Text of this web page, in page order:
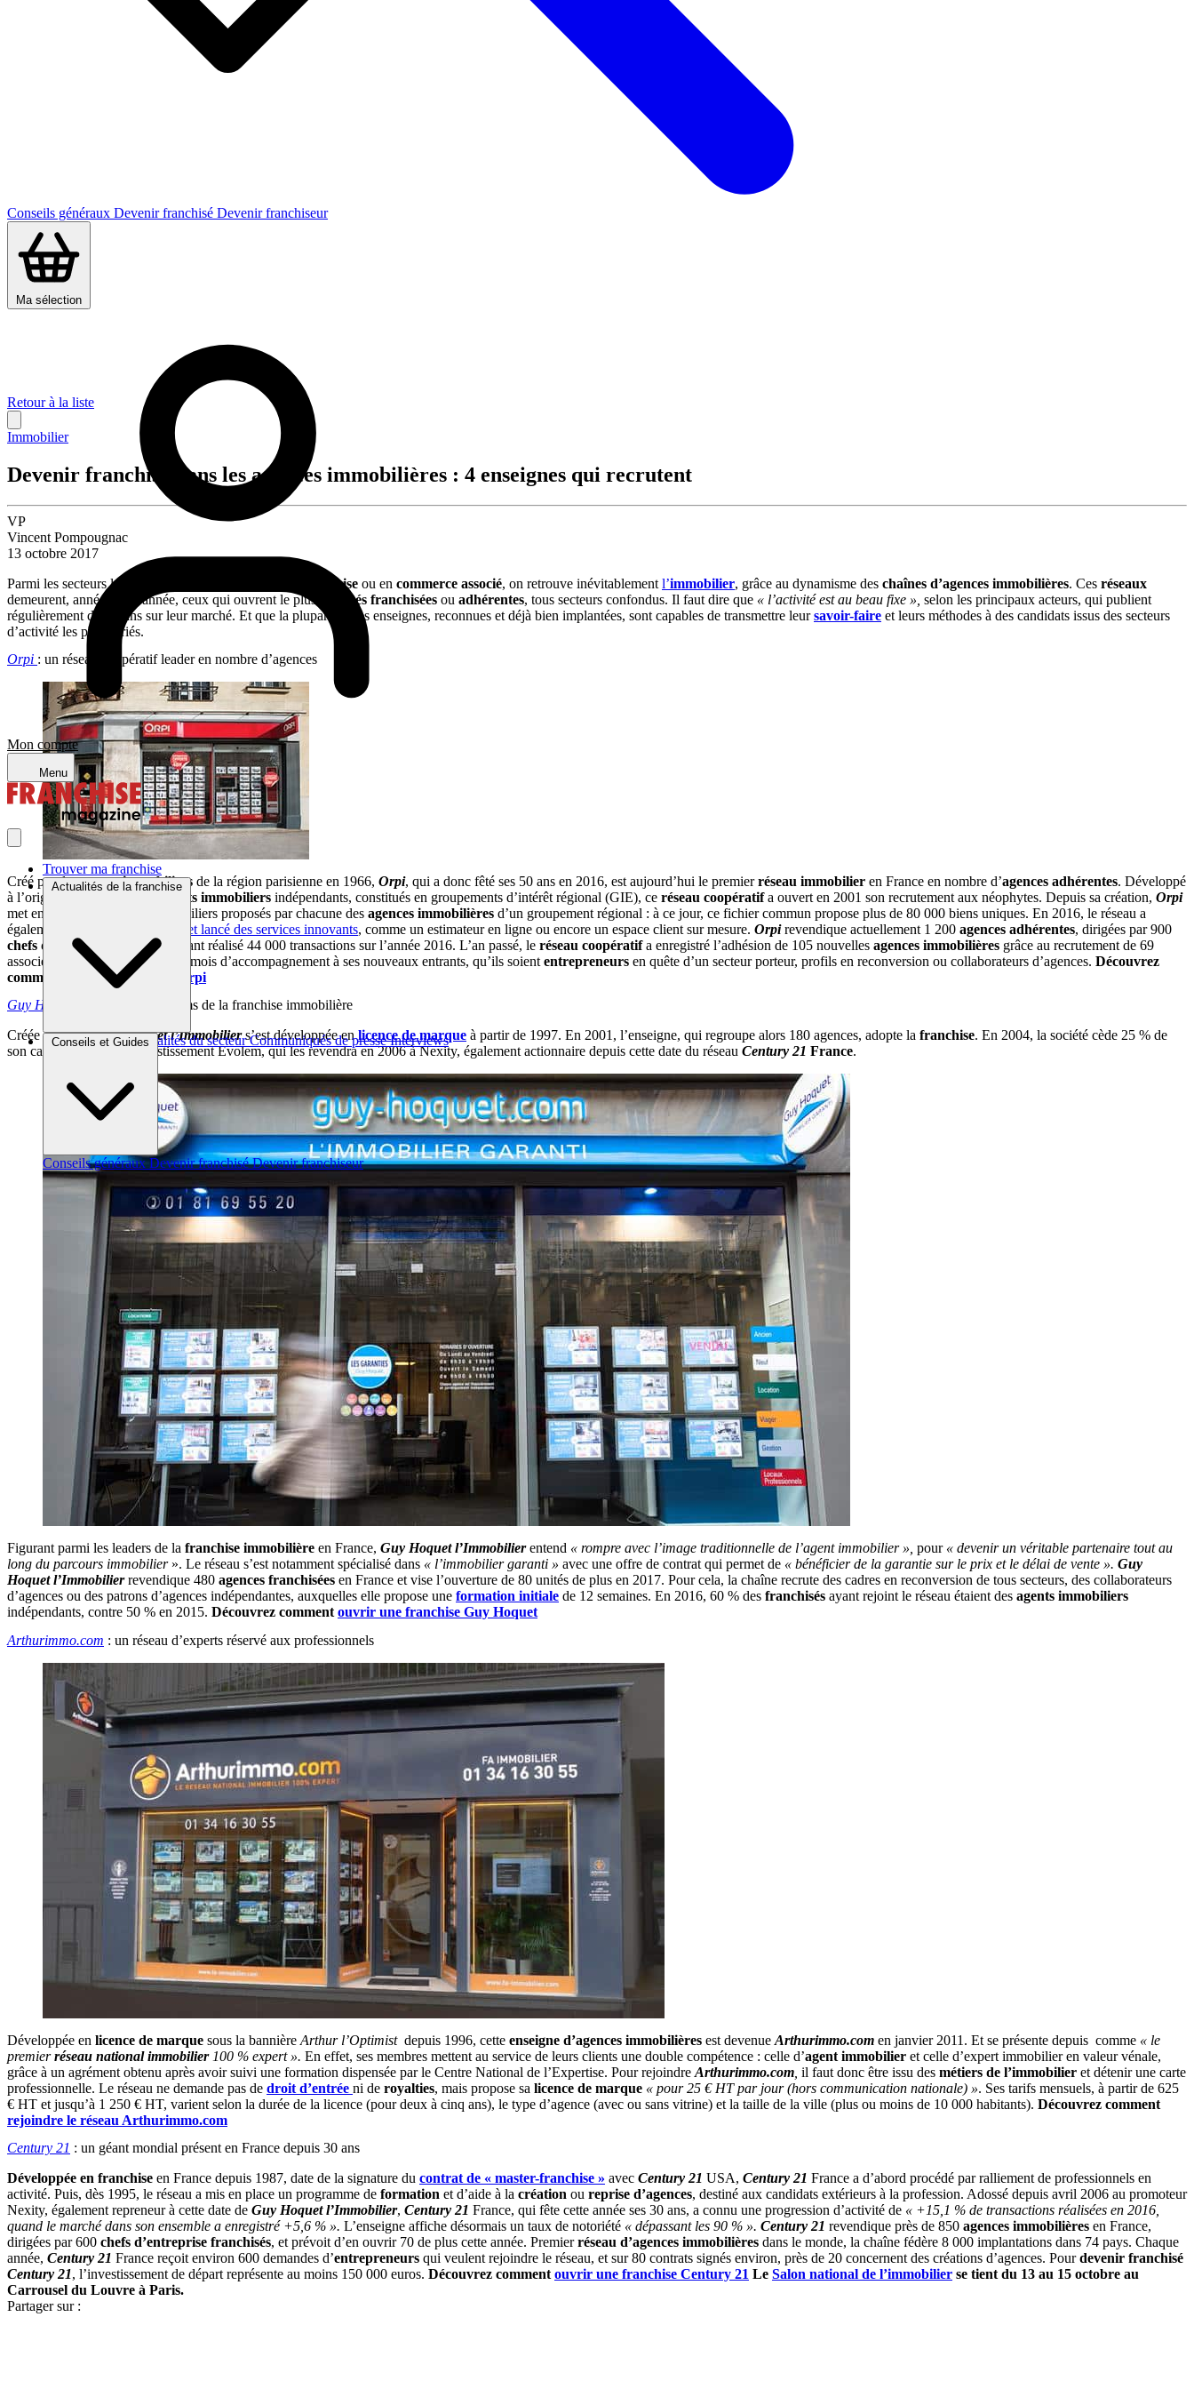
Conseils généraux Devenir franchisé Devenir franchiseur
Ma sélection
Mon compte
Menu
Trouver ma franchise
Actualités de la franchise
Brèves et actus Actualités du secteur Communiqués de presse Interviews
Conseils et Guides
Conseils généraux Devenir franchisé Devenir franchiseur
Retour à la liste
Immobilier
Devenir franchisé dans les agences immobilières : 4 enseignes qui recrutent
VP
Vincent Pompougnac
13 octobre 2017
Parmi les secteurs les plus porteurs pour se lancer en
franchise ou en commerce associé, on retrouve inévitablement l’immobilier, grâce au dynamisme des chaînes d’agences immobilières. Ces réseaux
demeurent, année après année, ceux qui ouvrent le plus d’
unités franchisées ou adhérentes, tous secteurs confondus. Il faut dire que « l’activité est au beau fixe », selon les principaux acteurs, qui publient
régulièrement des bilans sur leur marché. Et que la plupart de ces enseignes, reconnues et déjà bien implantées, sont capables de transmettre leursavoir-faire et leurs méthodes à des candidats issus des secteurs
d’activité les plus variés.
Orpi : un réseau coopératif leader en nombre d’agences
Créé par desagents immobiliers de la région parisienne en 1966, Orpi, qui a donc fêté ses 50 ans en 2016, est aujourd’hui le premierréseau immobilier en France en nombre d’agences adhérentes. Développé
à l’origine par ralliement d’
agents immobiliers indépendants, constitués en groupements d’intérêt régional (GIE), ce réseau coopératifa ouvert en 2001 son recrutement aux néophytes. Depuis sa création, Orpi
met en commun les biens immobiliers proposés par chacune des agences immobilières d’un groupement régional : à ce jour, ce fichier commun propose plus de 80 000 biens uniques. En 2016, le réseau a
également
refondu son site web et lancé des services innovants, comme un estimateur en ligne ou encore un espace client sur mesure. Orpirevendique actuellement 1 200 agences adhérentes, dirigées par 900
chefs d’entreprise
associés , ayant réalisé 44 000 transactions sur l’année 2016. L’an passé, le réseau coopératifa enregistré l’adhésion de 105 nouvelles agences immobilières grâce au recrutement de 69
associés. Le
réseau dispense 12 mois d’accompagnement à ses nouveaux entrants, qu’ils soient entrepreneurs en quête d’un secteur porteur, profils en reconversion ou collaborateurs d’agences. Découvrez
comment
ouvrir une agence Orpi
Guy Hoquet
: un des grands noms de la franchise immobilière
Créée en 1994,Guy Hoquet l’Immobiliers’est développée enlicence de marque à partir de 1997. En 2001, l’enseigne, qui regroupe alors 180 agences, adopte la franchise. En 2004, la société cède 25 % de
son capital au fonds d’investissement Evolem, qui les revendra en 2006 à Nexity, également actionnaire depuis cette date du réseau Century 21 France.
Figurant parmi les leaders de la franchise immobilière en France, Guy Hoquet l’Immobilierentend « rompre avec l’image traditionnelle de l’agent immobilier », pour « devenir un véritable partenaire tout au
long du parcours immobilier». Le réseau s’est notamment spécialisé dans « l’immobilier garanti » avec une offre de contrat qui permet de « bénéficier de la garantie sur le prix et le délai de vente ». Guy
Hoquet l’Immobilierrevendique 480 agences franchisées en France et vise l’ouverture de 80 unités de plus en 2017. Pour cela, la chaîne recrute des cadres en reconversion de tous secteurs, des collaborateurs
d’agences ou des patrons d’agences indépendantes, auxquelles elle propose une formation initiale de 12 semaines. En 2016, 60 % des franchisés ayant rejoint le réseau étaient des agents immobiliers
indépendants, contre 50 % en 2015. Découvrez comment ouvrir une franchise Guy Hoquet
Arthurimmo.com : un réseau d’experts réservé aux professionnels
Développée en licence de marque sous la bannière Arthur l’Optimistdepuis 1996, cette enseigne d’agences immobilières est devenue Arthurimmo.com en janvier 2011. Et se présente depuis comme « le
premierréseau national immobilier100 % expert ». En effet, ses membres mettent au service de leurs clients une double compétence : celle d’agent immobilier et celle d’expert immobilier en valeur vénale,
grâce à un agrément obtenu après avoir suivi une formation dispensée par le Centre National de l’Expertise. Pour rejoindre Arthurimmo.com il faut donc être issu des métiers de l’immobilier et détenir une carte
professionnelle. Le réseau ne demande pas de droit d’entrée ni de royalties, mais propose sa licence de marque « pour 25 € HT par jour (hors communication nationale) ». Ses tarifs mensuels, à partir de 625
€ HT et jusqu’à 1 250 € HT, varient selon la durée de la licence (pour deux à cinq ans), le type d’agence (avec ou sans vitrine) et la taille de la ville (plus ou moins de 10 000 habitants). Découvrez comment
rejoindre le réseau Arthurimmo.com
Century 21 : un géant mondial présent en France depuis 30 ans
Développée en franchise en France depuis 1987, date de la signature du contrat de « master-franchise » avec Century 21 USA, Century 21 France a d’abord procédé par ralliement de professionnels en
activité. Puis, dès 1995, le réseau a mis en place un programme de formation et d’aide à la création ou reprise d’agences, destiné aux candidats extérieurs à la profession. Adossé depuis avril 2006 au promoteur
Nexity, également repreneur à cette date de Guy Hoquet l’Immobilier, Century 21 France, qui fête cette année ses 30 ans, a connu une progression d’activité de « +15,1 % de transactions réalisées en 2016,
quand le marché dans son ensemble a enregistré +5,6 % ». L’enseigne affiche désormais un taux de notoriété « dépassant les 90 % ». Century 21 revendique près de 850 agences immobilières en France,
dirigées par 600 chefs d’entreprise franchisés, et prévoit d’en ouvrir 70 de plus cette année. Premierréseau d’agences immobilières dans le monde, la chaîne fédère 8 000 implantations dans 74 pays. Chaque
année, Century 21 France reçoit environ 600 demandes d’entrepreneurs qui veulent rejoindre le réseau, et sur 80 contrats signés environ, près de 20 concernent des créations d’agences. Pourdevenir franchisé
Century 21, l’investissement de départ représente au moins 150 000 euros. Découvrez comment ouvrir une franchise Century 21 Le Salon national de l’immobilier se tient du 13 au 15 octobre au
Carrousel du Louvre à Paris.
Partager sur :